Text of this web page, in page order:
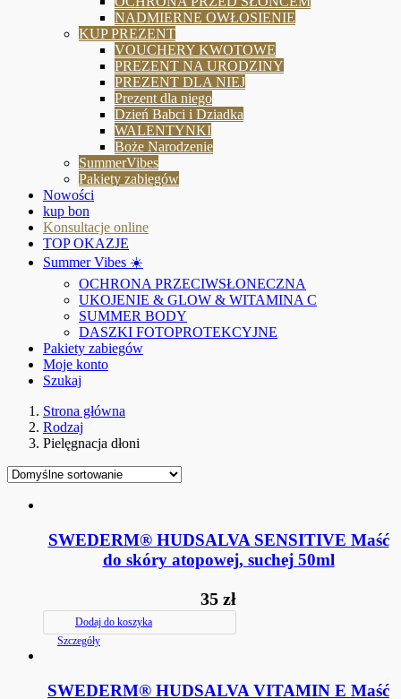
NADMIERNE OWŁOSIENIE
KUP PREZENT
VOUCHERY KWOTOWE
PREZENT NA URODZINY
PREZENT DLA NIEJ
Prezent dla niego
Dzień Babci i Dziadka
WALENTYNKI
Boże Narodzenie
SummerVibes
Pakiety zabiegów
Nowości
kup bon
Konsultacje online
TOP OKAZJE
Summer Vibes ☀️
OCHRONA PRZECIWSŁONECZNA
UKOJENIE & GLOW & WITAMINA C
SUMMER BODY
DASZKI FOTOPROTEKCYJNE
Pakiety zabiegów
Moje konto
Szukaj
Strona główna
Rodzaj
Pielęgnacja dłoni
SWEDERM® HUDSALVA SENSITIVE Maść
do skóry atopowej, suchej 50ml
35 zł
Dodaj do koszyka
Szczegóły
SWEDERM® HUDSALVA VITAMIN E Maść